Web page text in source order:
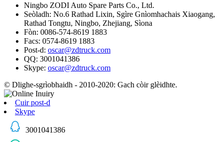
Ningbo ZODI Auto Spare Parts Co., Ltd.
Seòladh: No.6 Rathad Lixin, Sgìre Gnìomhachais Xiaogang,
Rathad Tongtu, Ningbo, Zhejiang, Sìona
Fòn: 0086-574-8619 1883
Facs: 0574-8619 1883
Post-d: oscar@zdtruck.com
QQ: 3001041386
Skype: oscar@zdtruck.com
© Dlighe-sgrìobhaidh - 2010-2020: Gach còir glèidhte.
Cuir post-d
Skype
3001041386